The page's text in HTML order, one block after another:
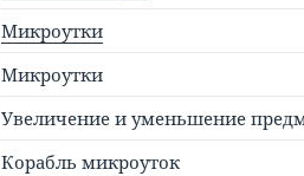
Микроутки
Микроутки
Увеличение и уменьшение
Корабль микроуток